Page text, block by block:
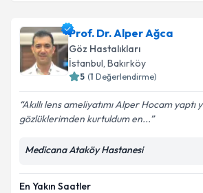
Prof. Dr. Alper Ağca
Göz Hastalıkları
İstanbul, Bakırköy
5 (1 Değerlendirme)
Akıllı lens ameliyatımı Alper Hocam yaptı
gözlüklerimden kurtuldum en...
Medicana Ataköy Hastanesi
En Yakın Saatler